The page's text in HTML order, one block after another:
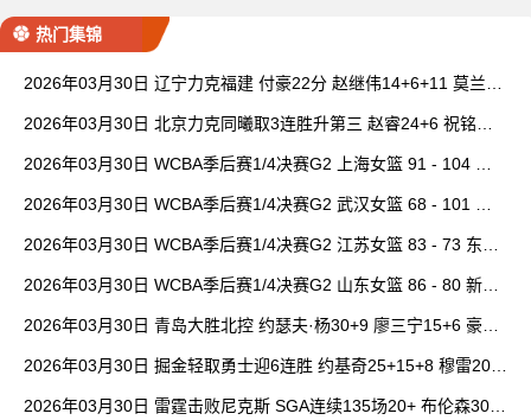
热门集锦
2026年03月30日 辽宁力克福建 付豪22分 赵继伟14+6+11 莫兰德
2026年03月30日 北京力克同曦取3连胜升第三 赵睿24+6 祝铭震1
2026年03月30日 WCBA季后赛1/4决赛G2 上海女篮 91 - 104 四
2026年03月30日 WCBA季后赛1/4决赛G2 武汉女篮 68 - 101 山
2026年03月30日 WCBA季后赛1/4决赛G2 江苏女篮 83 - 73 东莞
2026年03月30日 WCBA季后赛1/4决赛G2 山东女篮 86 - 80 新疆
2026年03月30日 青岛大胜北控 约瑟夫·杨30+9 廖三宁15+6 豪斯
2026年03月30日 掘金轻取勇士迎6连胜 约基奇25+15+8 穆雷20+
2026年03月30日 雷霆击败尼克斯 SGA连续135场20+ 布伦森30分